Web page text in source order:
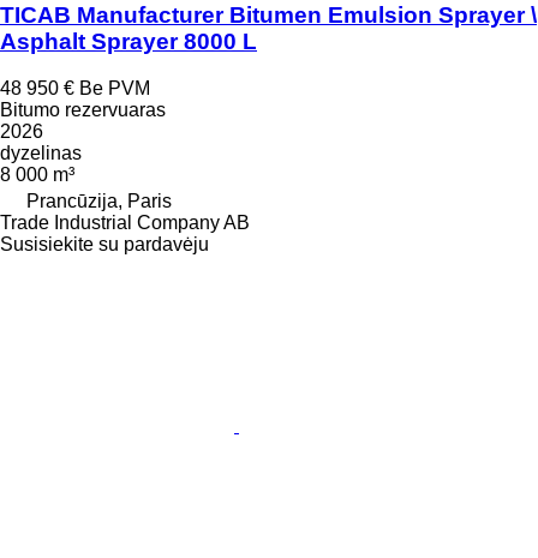
TICAB Manufacturer Bitumen Emulsion Sprayer \
Asphalt Sprayer 8000 L
48 950 € Be PVM
Bitumo rezervuaras
2026
dyzelinas
8 000 m³
Prancūzija, Paris
Trade Industrial Company AB
Susisiekite su pardavėju